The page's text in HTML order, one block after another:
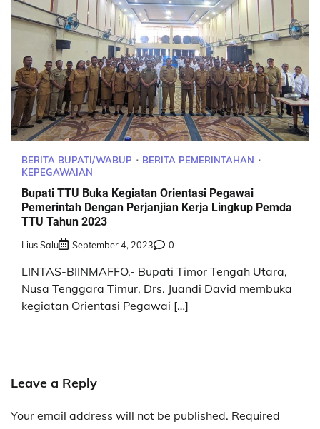
BERITA BUPATI/WABUP
BERITA PEMERINTAHAN
KEPEGAWAIAN
Bupati TTU Buka Kegiatan Orientasi Pegawai
Pemerintah Dengan Perjanjian Kerja Lingkup Pemda
TTU Tahun 2023
Lius Salu September 4, 2023 0
LINTAS-BIINMAFFO,- Bupati Timor Tengah Utara,
Nusa Tenggara Timur, Drs. Juandi David membuka
kegiatan Orientasi Pegawai […]
Leave a Reply
Your email address will not be published. Required